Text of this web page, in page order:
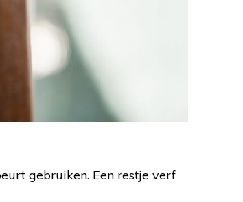
gebruiken. Een restje verf